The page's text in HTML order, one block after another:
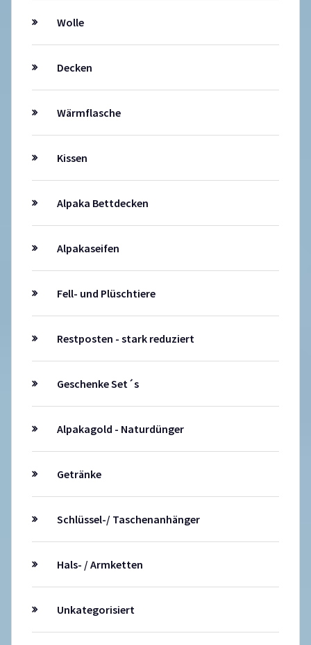
Wolle
Decken
Wärmflasche
Kissen
Alpaka Bettdecken
Alpakaseifen
Fell- und Plüschtiere
Restposten - stark reduziert
Geschenke Set´s
Alpakagold - Naturdünger
Getränke
Schlüssel-/ Taschenanhänger
Hals- / Armketten
Unkategorisiert